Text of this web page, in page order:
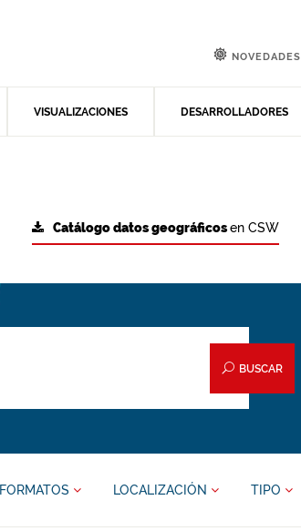
VISUALIZACIONES DESARROLLADORES
NOVEDADES
Catálogo datos geográficosen CSW
BUSCAR
FORMATOS LOCALIZACIÓN TIPO